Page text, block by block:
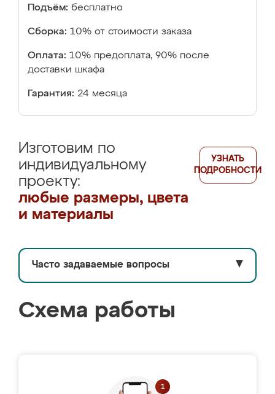
Подъём: бесплатно
Сборка: 10% от стоимости заказа
Оплата: 10% предоплата, 90% после
доставки шкафа
Гарантия: 24 месяца
Изготовим по
индивидуальному
проекту:
любые размеры, цвета
и материалы
УЗНАТЬ
ПОДРОБНОСТИ
Часто задаваемые вопросы ▼
Схема работы